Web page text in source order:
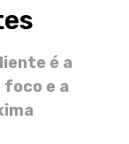
é a
foco e a